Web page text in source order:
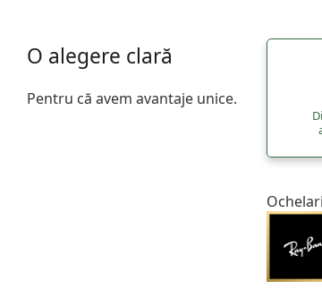
O alegere clară
Pentru că avem avantaje unice.